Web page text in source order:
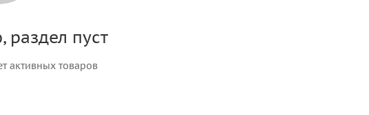
пуст
активных товаров